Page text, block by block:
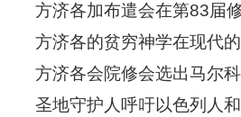
方济各的贫穷神学在现代